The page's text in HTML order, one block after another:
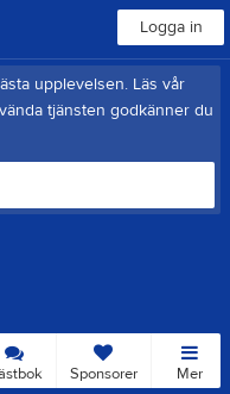
Logga in
upplevelsen. Läs vår
tjänsten godkänner du
Sponsorer Mer